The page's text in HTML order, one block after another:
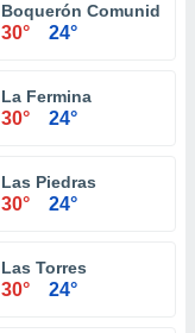
Boquerón Comunidad
30° 24°
La Fermina
30° 24°
Las Piedras
30° 24°
Las Torres
30° 24°